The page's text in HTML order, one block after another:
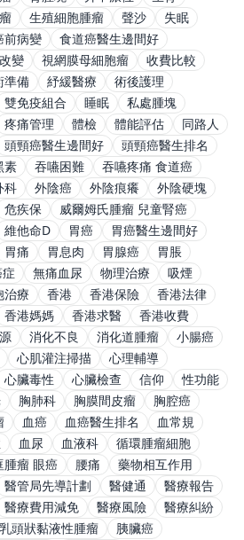
生殖細胞腫瘤 聲沙
失眠
前病變
食道癌醫生邊間好
變 視網膜母細胞瘤
收費比較
準備 紓緩醫療
術後護理
雙免疫組合 睡眠
私處腫塊
疼痛管理 體檢 體能評估
同路人
頭頸癌醫生邊間好
頭頸癌醫生排名
素 吞嚥困難
吞嚥疼痛 食道癌
科 外陰癌 外陰痕癢
外陰硬塊
危疾保
威爾姆氏腫瘤 兒童腎癌
維他命D 胃癌
胃癌醫生邊間好
胃痛 胃息肉 胃腺癌
胃脹
無痛血尿 物理治療
吸煙
治療 香港 香港保險
香港法律
香港媽媽 香港求醫
香港收費
消化不良 消化道腫瘤
小腸癌
心肌灌注掃描
心理輔導
心臟毒性 心臟檢查 信仰
性功能
胸肺科 胸膜間皮瘤
胸腔癌
血癌 血癌醫生排名
血常規
血尿 血液科
循環腫瘤細胞
腫瘤 眼癌 腰痛
藥物相互作用
醫管局先導計劃 醫健通
醫療報告
醫療費用減免 醫療風險
醫療糾紛
頭狀黏液性腫瘤
胰臟癌